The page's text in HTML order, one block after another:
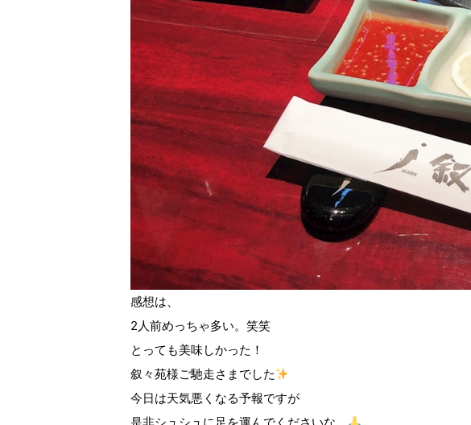
感想は、
2人前めっちゃ多い。笑笑
とっても美味しかった！
叙々苑様ご馳走さまでした
今日は天気悪くなる予報ですが